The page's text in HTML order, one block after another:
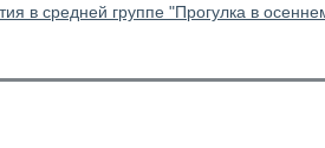
в средней группе "Прогулка в